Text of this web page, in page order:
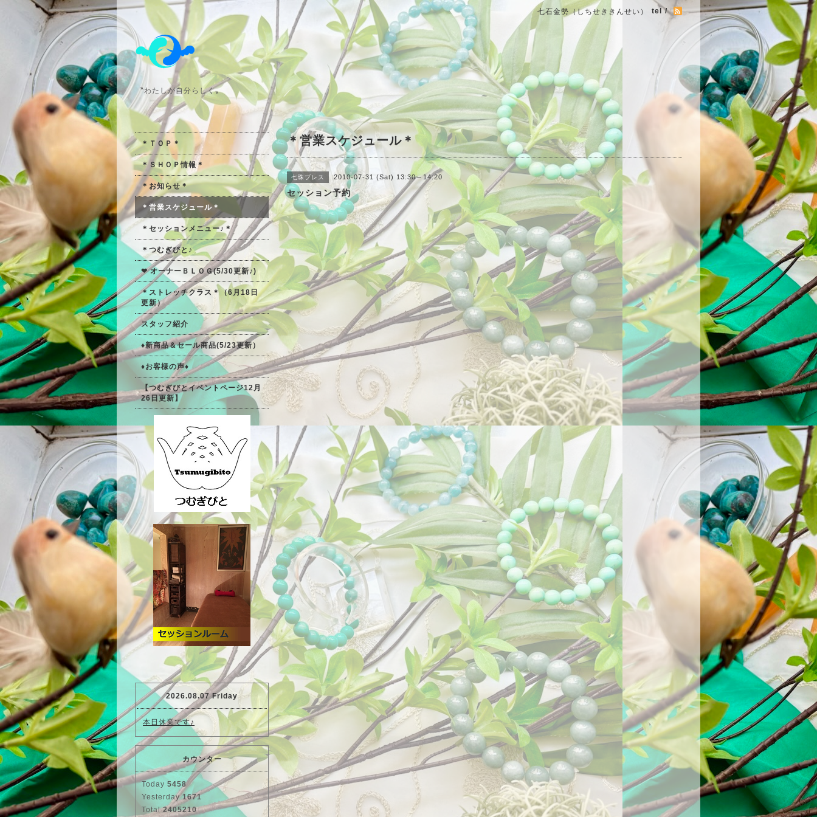
七石金勢（しちせききんせい） tel /
〝わたしが自分らしく〟
＊営業スケジュール＊
七珠ブレス 2010-07-31 (Sat) 13:30～14:20
セッション予約
＊ＴＯＰ＊
＊ＳＨＯＰ情報＊
＊お知らせ＊
＊営業スケジュール＊
＊セッションメニュー♪＊
＊つむぎびと♪
❤ オーナーＢＬＯＧ(5/30更新♪)
＊ストレッチクラス＊（6月18日
更新）
スタッフ紹介
♦新商品＆セール商品(5/23更新）
♦お客様の声♦
【つむぎびとイベントページ12月
26日更新】
2026.08.07 Friday
本日休業です♪
カウンター
Today 5458
Yesterday1671
Total2405210